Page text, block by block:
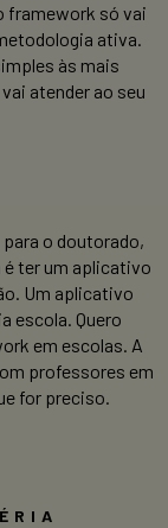
framework só vai
ativa.
às mais
atender ao seu
o doutorado,
é ter um aplicativo
Um aplicativo
escola. Quero
em escolas. A
professores em
for preciso.